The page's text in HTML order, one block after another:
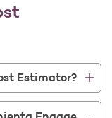
Estimator?